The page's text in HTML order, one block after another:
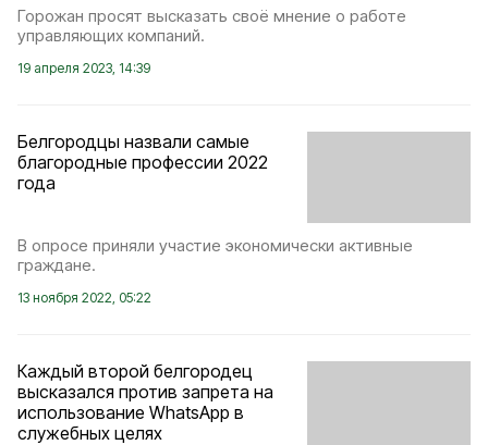
Горожан просят высказать своё мнение о работе
управляющих компаний.
19 апреля 2023, 14:39
Белгородцы назвали самые
благородные профессии 2022
года
В опросе приняли участие экономически активные
граждане.
13 ноября 2022, 05:22
Каждый второй белгородец
высказался против запрета на
использование WhatsApp в
служебных целях